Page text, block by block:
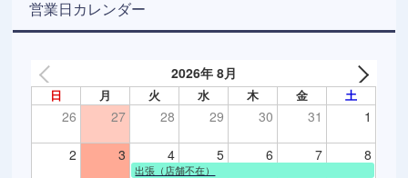
営業日カレンダー
2026年 8月
日 月 火 水 木 金 土
26 27 28 29 30 31 1
2 3 4 5 6 7 8
出張（店舗不在）